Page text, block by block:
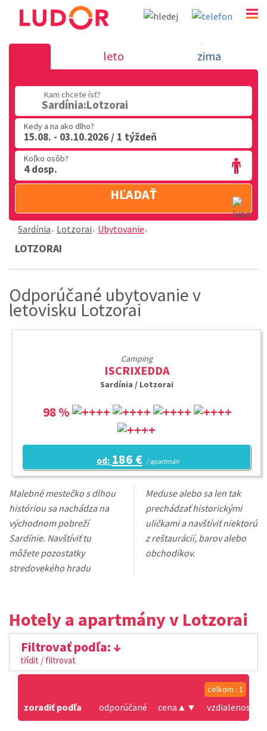
Lotzorai - Sardínia
02 2063 3182
leto zima
Kam chcete ísť?
Sardínia:Lotzorai
Kedy a na ako dlho?
15.08. - 03.10.2026 / 1 týždeň
Koľko osôb?
4 dosp.
HĽADAŤ
Sardínia Lotzorai Ubytovanie
LOTZORAI
Odporúčané ubytovanie v
letovisku Lotzorai
Camping
ISCRIXEDDA
Sardínia / Lotzorai
98 %
od: 186 € / apartmán
Malebné mestečko s dlhou
históriou sa nachádza na
východnom pobreží
Sardínie. Navštíviť tu
môžete pozostatky
stredovekého hradu
Meduse alebo sa len tak
prechádzať historickými
uličkami a navštíviť niektorú
z reštaurácií, barov alebo
obchodíkov.
Hotely a apartmány v Lotzorai
Filtrovať podľa:
třídit / filtrovat
celkom : 1
zoradiť podľa odporúčané cena ▲ ▼ vzdialenosť